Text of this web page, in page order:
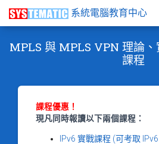
系統電腦教育中心
MPLS 與 MPLS VPN 理論
課程
課程優惠！
現凡同時報讀以下兩個課程：
IPv6 實戰課程 (可考取